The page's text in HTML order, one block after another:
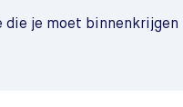
die je moet binnenkrijgen